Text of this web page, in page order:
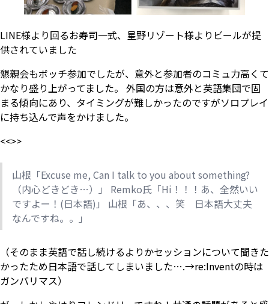
LINE様より回るお寿司一式、星野リゾート様よりビールが提
供されていました
懇親会もボッチ参加でしたが、意外と参加者のコミュ力高くて
かなり盛り上がってました。 外国の方は意外と英語集団で固
まる傾向にあり、タイミングが難しかったのですがソロプレイ
に持ち込んで声をかけました。
<<>>
山根「Excuse me, Can I talk to you about something?
（内心どきどき…）」 Remko氏「Hi！！！あ、全然いい
ですよー！(日本語)」 山根「あ、、、笑 日本語大丈夫
なんですね。。」
（そのまま英語で話し続けるよりかセッションについて聞きた
かったため日本語で話してしまいました….→re:Inventの時は
ガンバリマス）